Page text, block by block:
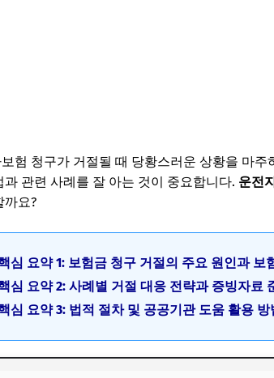
험 청구가 거절될 때 당황스러운 상황을 마
과 관련 사례를 잘 아는 것이 중요합니다. 운전
까요?
심 요약 1: 보험금 청구 거절의 주요 원인과 보
심 요약 2: 사례별 거절 대응 전략과 증빙자료
심 요약 3: 법적 절차 및 공공기관 도움 활용 방